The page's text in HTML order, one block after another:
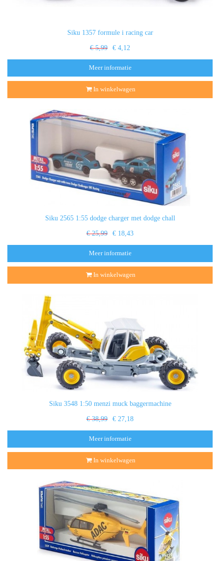
Siku 1357 formule i racing car
€ 5,99 € 4,12
Meer informatie
In winkelwagen
Siku 2565 1:55 dodge charger met dodge chall
€ 25,99 € 18,43
Meer informatie
In winkelwagen
Siku 3548 1:50 menzi muck baggermachine
€ 38,99 € 27,18
Meer informatie
In winkelwagen